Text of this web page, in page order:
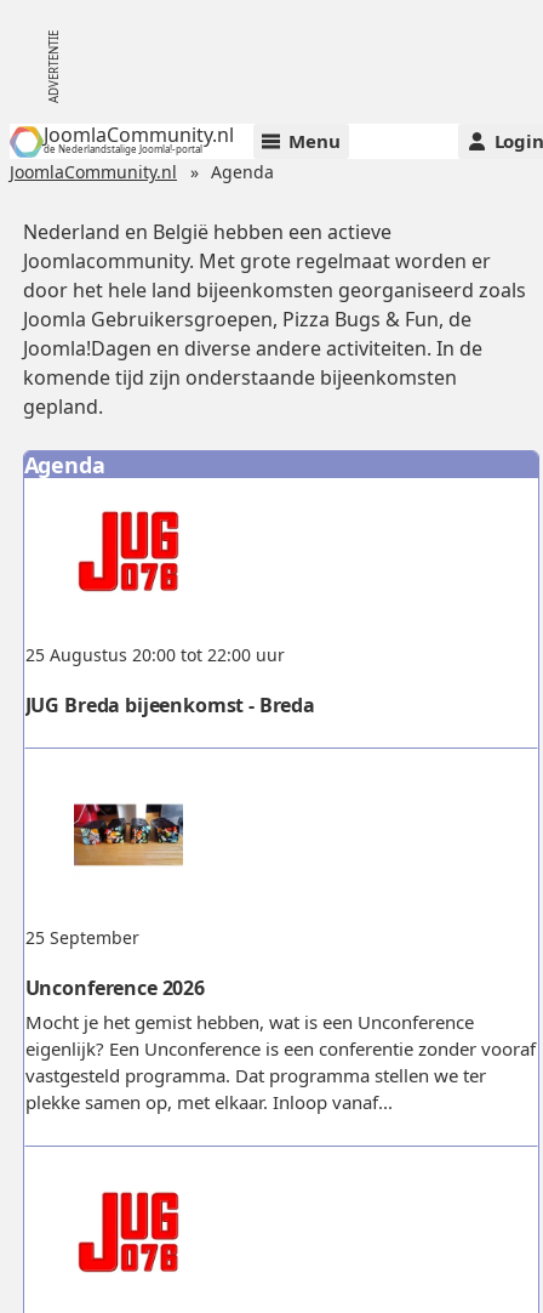
JoomlaCommunity.nl
de Nederlandstalige Joomla!-portal Menu Login
JoomlaCommunity.nl Agenda
Nederland en België hebben een actieve
Joomlacommunity. Met grote regelmaat worden er
door het hele land bijeenkomsten georganiseerd zoals
Joomla Gebruikersgroepen, Pizza Bugs & Fun, de
Joomla!Dagen en diverse andere activiteiten. In de
komende tijd zijn onderstaande bijeenkomsten
gepland.
Agenda
25 Augustus 20:00 tot 22:00 uur
JUG Breda bijeenkomst - Breda
25 September
Unconference 2026
Mocht je het gemist hebben, wat is een Unconference
eigenlijk? Een Unconference is een conferentie zonder vooraf
vastgesteld programma. Dat programma stellen we ter
plekke samen op, met elkaar. Inloop vanaf...